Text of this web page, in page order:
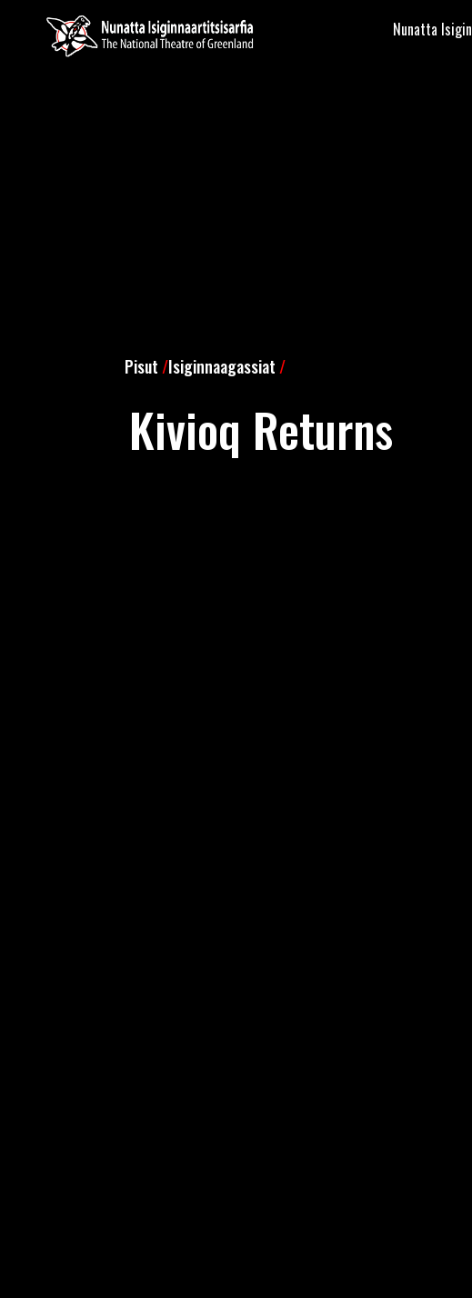
Nunatta
Pisut /Isiginnaagassiat /
Kivioq Returns